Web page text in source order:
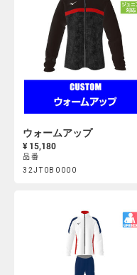
ウォームアップ
¥ 15,180
Product
Actions
品番
32JT0B0000